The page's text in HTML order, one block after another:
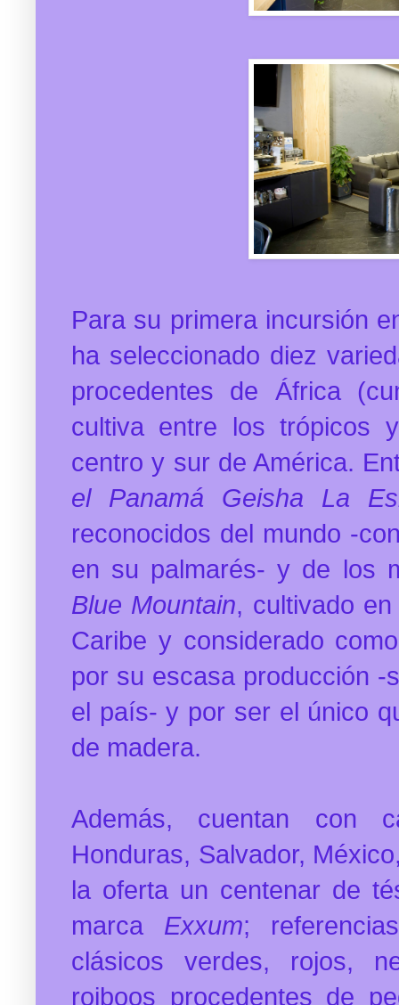
Para su primera incursión
ha seleccionado diez
procedentes de África
cultiva entre los trópicos
centro y sur de América.
el Panamá Geisha La
reconocidos del mundo -
en su palmarés- y de los
Blue Mountain, cultivado
Caribe y considerado
por su escasa producción -
el país- y por ser el único
de madera.
Además, cuentan con
Honduras, Salvador,
la oferta un centenar de
marca Exxum;
clásicos verdes, rojos,
roiboos procedentes de